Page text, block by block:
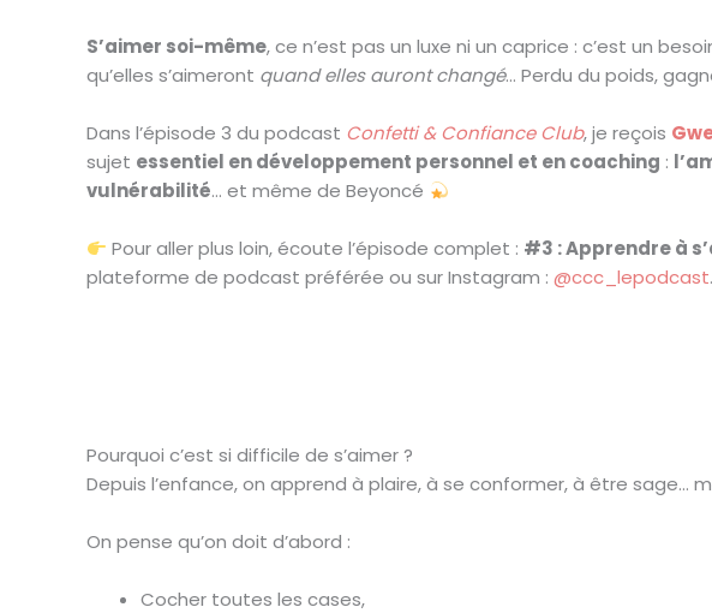
S’aimer soi-même, ce n’est pas un luxe ni un caprice : c’est un
qu’elles s’aimeront quand elles auront changé… Perdu du poids,
Dans l’épisode 3 du podcast Confetti & Confiance Club, je reçois
sujet essentiel en développement personnel et en coaching :
vulnérabilité… et même de Beyoncé
Pour aller plus loin, écoute l’épisode complet : #3 : Apprendre à
plateforme de podcast préférée ou sur Instagram : @ccc_lepodcast.
Pourquoi c’est si difficile de s’aimer ?
Depuis l’enfance, on apprend à plaire, à se conformer, à être sage…
On pense qu’on doit d’abord :
Cocher toutes les cases,